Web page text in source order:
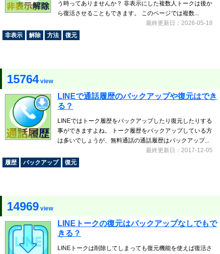
う時ってありませんか？ 非表示にした複数人トークは後か
ら復活させることもできます。 このページでは複数...
最終更新日：2026-05-18
非表示
解除 方法 復元
15764view
LINEで通話履歴のバックアップや復元はでき
る？
LINEではトーク履歴をバックアップしたり復元したりする
事ができますよね。 トーク履歴をバックアップしている方
は多いでしょうが、無料通話の通話履歴はバックアップ...
最終更新日：2017-12-05
履歴
バックアップ 復元
14969 view
LINEトークの復元はバックアップなしでもで
きる？
LINEトークは削除してしまっても復元機能を使えば復活さ